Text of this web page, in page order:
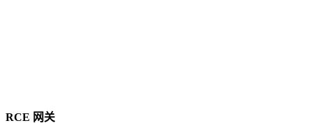
RCE 网关